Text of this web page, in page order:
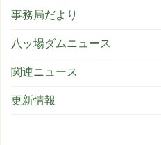
事務局だより
八ッ場ダムニュース
関連ニュース
更新情報